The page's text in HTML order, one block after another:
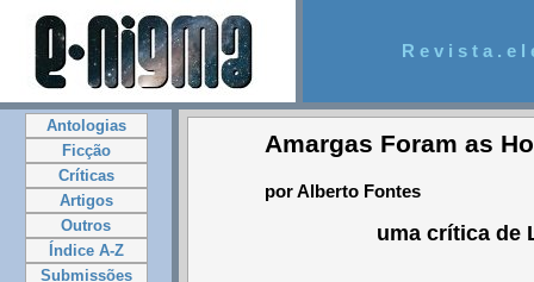
R e v i s t a . e
Antologias
Ficção
Críticas
Artigos
Outros
Índice A-Z
Submissões
Amargas Foram as
por Alberto Fontes
uma crítica de